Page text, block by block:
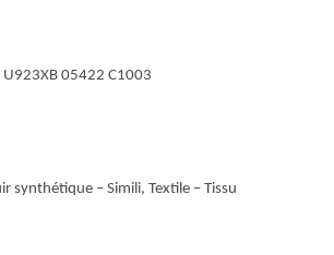
05422 C1003
synthétique – Simili, Textile – Tissu